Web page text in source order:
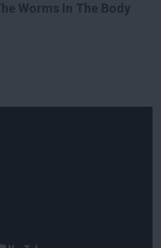
Worms In The Body